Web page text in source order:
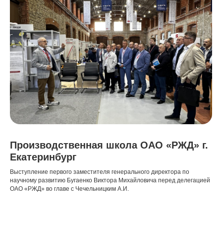
Производственная школа ОАО «РЖД» г.
Екатеринбург
Выступление первого заместителя генерального директора по
научному развитию Бугаенко Виктора Михайловича перед делегацией
ОАО «РЖД» во главе с Чечельницким А.И.